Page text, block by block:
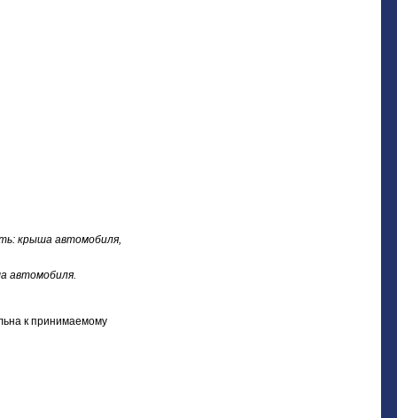
крыша автомобиля,
автомобиля.
к принимаемому